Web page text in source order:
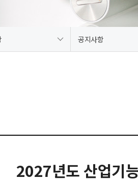
공지사항
2027년도 산업기